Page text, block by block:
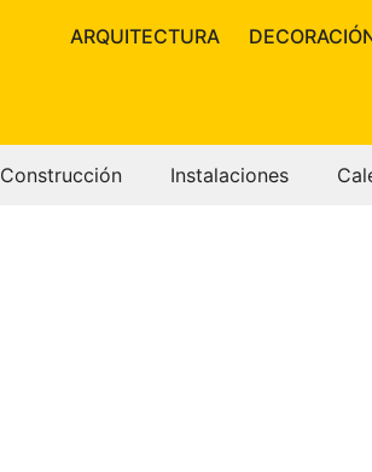
ARQUITECTURA
Construcción Instalaciones